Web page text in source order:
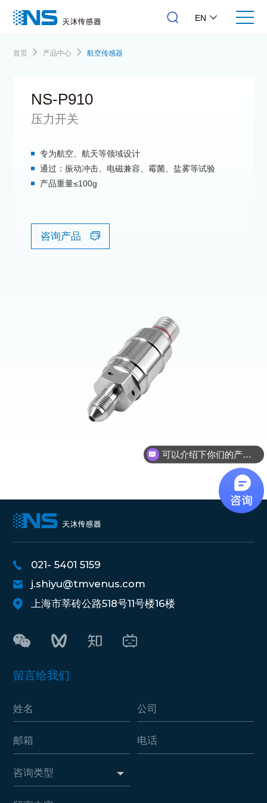
EN
首页 产品中心 航空传感器
NS-P910
压力开关
专为航空、航天等领域设计
通过：振动冲击、电磁兼容、霉菌、盐雾等试验
产品重量≤100g
咨询产品
021- 5401 5159
j.shiyu@tmvenus.com
上海市莘砖公路518号11号楼16楼
留言给我们
可以介绍下你们的产品么？